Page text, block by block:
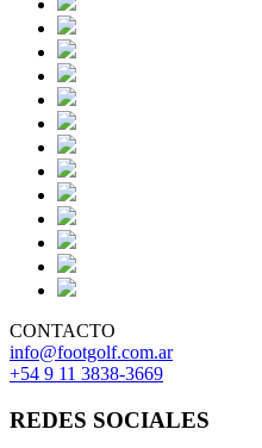
CONTACTO
info@footgolf.com.ar
+54 9 11 3838-3669
REDES SOCIALES